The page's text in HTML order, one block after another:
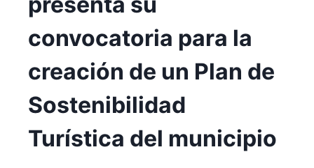
convocatoria para la
creación de un Plan de
Sostenibilidad
Turística del municipio